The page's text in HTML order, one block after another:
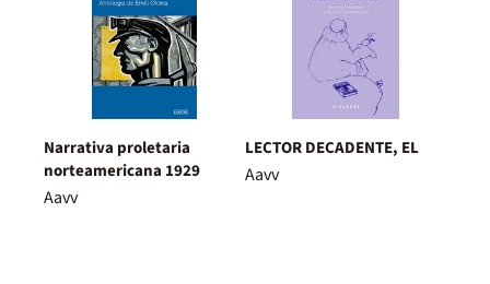
Narrativa proletaria
norteamericana 1929
Aavv
LECTOR DECADENTE, EL
Aavv